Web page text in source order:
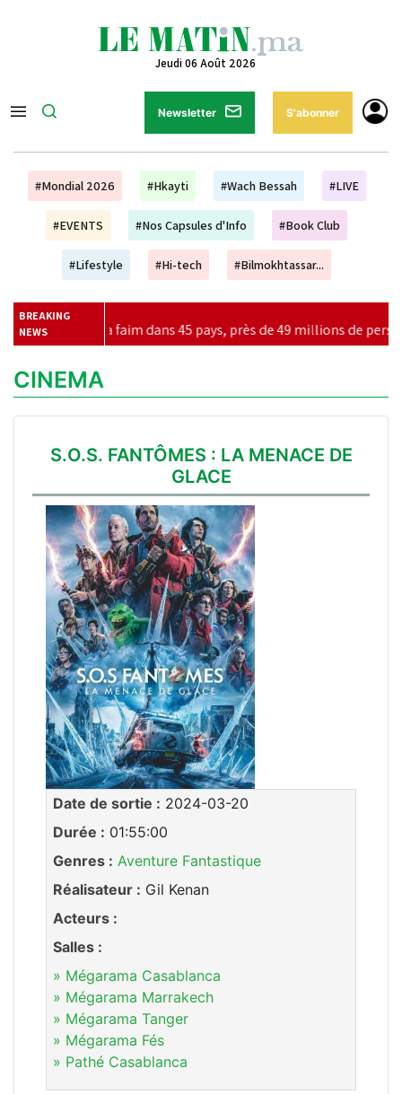
Jeudi 06 Août 2026
Newsletter S'abonner
#Mondial 2026 #Hkayti #Wach Bessah #LIVE
#EVENTS #Nos Capsules d'Info #Book Club
#Lifestyle #Hi-tech #Bilmokhtassar...
BREAKING
NEWS
faim dans 45 pays, près de 49 millions de personnes
CINEMA
S.O.S. FANTÔMES : LA MENACE DE
GLACE
Date de sortie : 2024-03-20
Durée : 01:55:00
Genres : Aventure Fantastique
Réalisateur : Gil Kenan
Acteurs :
Salles :
» Mégarama Casablanca
» Mégarama Marrakech
» Mégarama Tanger
» Mégarama Fés
» Pathé Casablanca